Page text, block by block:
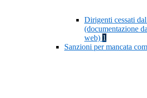
Dirigenti cessati
(documentazione
web) 1
Sanzioni per mancata